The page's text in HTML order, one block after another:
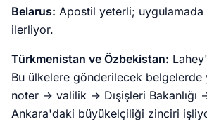
Belarus: Apostil yeterli; uygulamada
ilerliyor.
Türkmenistan ve Özbekistan:
Bu ülkelere gönderilecek
noter → valilik → Dışişleri Bakanlığı
Ankara'daki büyükelçiliği zinciri